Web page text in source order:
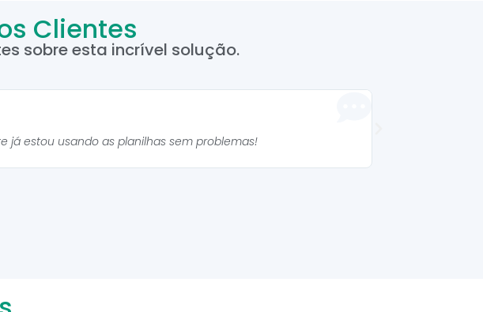
Clientes
sobre esta incrível solução.
já estou usando as planilhas sem problemas!